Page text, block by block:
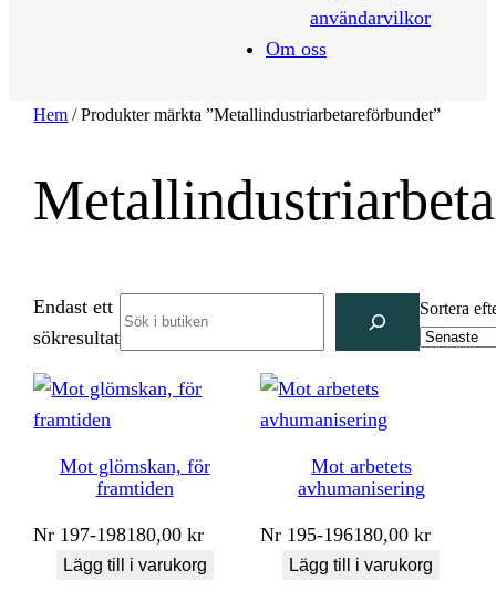
användarvilkor
Om oss
Hem / Produkter märkta ”Metallindustriarbetareförbundet”
Endast ett
sökresultat
Sortera
Mot glömskan, för
framtiden
Nr 197-198180,00kr
Lägg till i varukorg
Mot arbetets
avhumanisering
Nr 195-196180,00kr
Lägg till i varukorg